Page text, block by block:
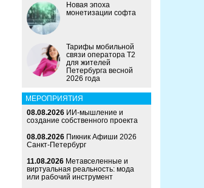
Новая эпоха
монетизации софта
Тарифы мобильной
связи оператора Т2
для жителей
Петербурга весной
2026 года
МЕРОПРИЯТИЯ
08.08.2026 ИИ-мышление и
создание собственного проекта
08.08.2026 Пикник Афиши 2026
Санкт-Петербург
11.08.2026 Метавселенные и
виртуальная реальность: мода
или рабочий инструмент